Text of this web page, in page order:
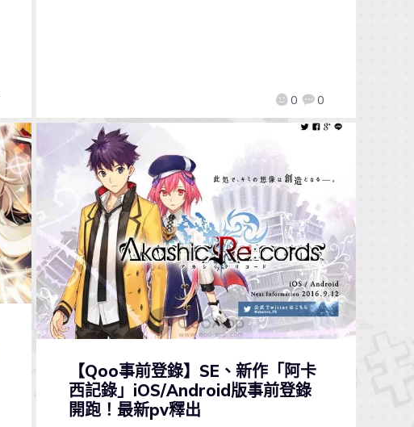
0 0
【Qoo事前登錄】SE、新作「阿卡
西記錄」iOS/Android版事前登錄
開跑！最新pv釋出